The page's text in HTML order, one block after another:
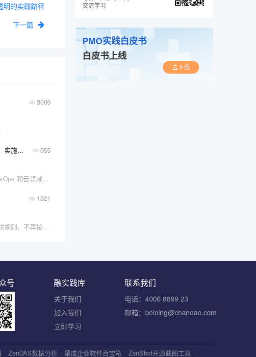
明的实践路径
下一篇
3099
一篇文章带你了解什么是平台工程，实施平台工程你需要具体做什么？ 555
介绍在这篇博文中，我们将讨论DevOps 和云领域中一个相对较新的热门话题，即“平台工程”。
1321
【温馨提示】由于公众号更改了推送规则，不再按照?
交流学习
PMO实践白皮书
白皮书上线
去下载
联系我们
电话：4006 8899 23
邮箱：beining@chandao.com
融实践库
关于我们
加入我们
立即学习
号
ZenDAS数据分析 渠成企业软件百宝箱 ZenShot开源截图工具